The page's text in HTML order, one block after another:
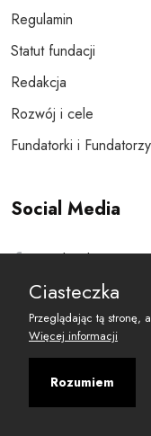
Regulamin
Statut fundacji
Redakcja
Rozwój i cele
Fundatorki i Fundatorzy
Social Media
Facebook
Twitter
Dane kontaktowe
Andersa 10, 00-
Ciasteczka
Przeglądając tą stronę,
Więcej informacji
Rozumiem